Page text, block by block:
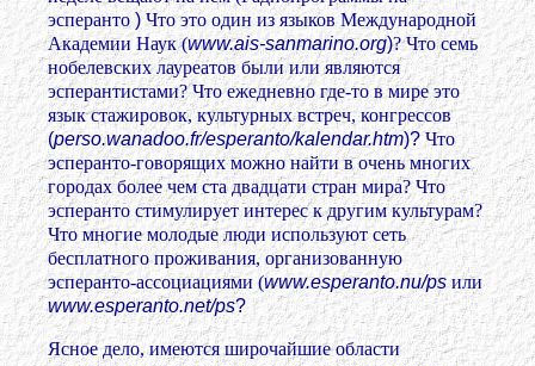
эсперанто ) Что это один из языков Международной
Академии Наук (www.ais-sanmarino.org)? Что семь
нобелевских лауреатов были или являются
эсперантистами? Что ежедневно где-то в мире это
язык стажировок, культурных встреч, конгрессов
(perso.wanadoo.fr/esperanto/kalendar.htm)?Что
эсперанто-говорящих можно найти в очень многих
городах более чем ста двадцати стран мира? Что
эсперанто стимулирует интерес к другим культурам?
Что многие молодые люди используют сеть
бесплатного проживания, организованную
эсперанто-ассоциациями (www.esperanto.nu/ps или
www.esperanto.net/ps?
Ясное дело, имеются широчайшие области